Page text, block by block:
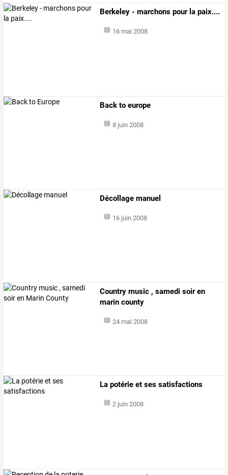
Berkeley - marchons pour la paix....
16 mai 2008
Back to europe
8 juin 2008
Décollage manuel
16 juin 2008
Country music , samedi soir en
marin county
24 mai 2008
La potérie et ses satisfactions
2 juin 2008